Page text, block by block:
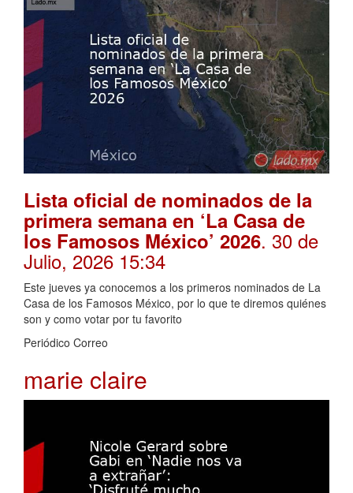
Lista oficial de nominados de la
primera semana en ‘La Casa de
los Famosos México’ 2026. 30 de
Julio, 2026 15:34
Este jueves ya conocemos a los primeros nominados de La
Casa de los Famosos México, por lo que te diremos quiénes
son y como votar por tu favorito
Periódico Correo
marie claire